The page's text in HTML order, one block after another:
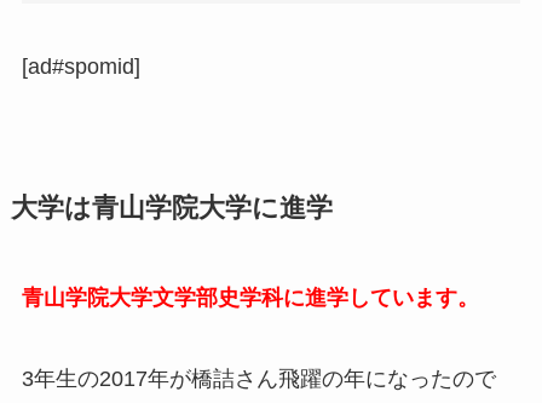
[ad#spomid]
大学は青山学院大学に進学
青山学院大学文学部史学科に進学しています。
3年生の2017年が橋詰さん飛躍の年になったので